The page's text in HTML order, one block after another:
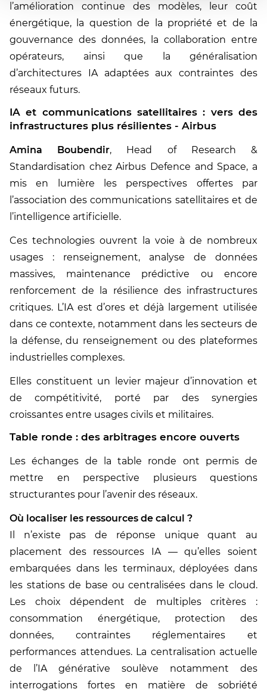
l’amélioration continue des modèles, leur coût
énergétique, la question de la propriété et de la
gouvernance des données, la collaboration entre
opérateurs, ainsi que la généralisation
d’architectures IA adaptées aux contraintes des
réseaux futurs.
IA et communications satellitaires : vers des
infrastructures plus résilientes - Airbus
Amina Boubendir, Head of Research &
Standardisation chez Airbus Defence and Space, a
mis en lumière les perspectives offertes par
l’association des communications satellitaires et de
l’intelligence artificielle.
Ces technologies ouvrent la voie à de nombreux
usages : renseignement, analyse de données
massives, maintenance prédictive ou encore
renforcement de la résilience des infrastructures
critiques. L’IA est d’ores et déjà largement utilisée
dans ce contexte, notamment dans les secteurs de
la défense, du renseignement ou des plateformes
industrielles complexes.
Elles constituent un levier majeur d’innovation et
de compétitivité, porté par des synergies
croissantes entre usages civils et militaires.
Table ronde : des arbitrages encore ouverts
Les échanges de la table ronde ont permis de
mettre en perspective plusieurs questions
structurantes pour l’avenir des réseaux.
Où localiser les ressources de calcul ?
Il n’existe pas de réponse unique quant au
placement des ressources IA — qu’elles soient
embarquées dans les terminaux, déployées dans
les stations de base ou centralisées dans le cloud.
Les choix dépendent de multiples critères :
consommation énergétique, protection des
données, contraintes réglementaires et
performances attendues. La centralisation actuelle
de l’IA générative soulève notamment des
interrogations fortes en matière de sobriété